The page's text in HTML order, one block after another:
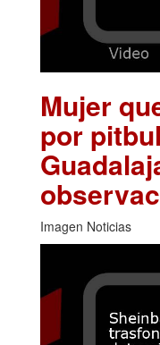
Mujer
por
Imagen Noticias